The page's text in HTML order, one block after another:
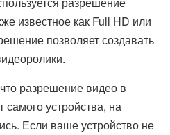
известное как Full HD или
позволяет создавать
разрешение видео в
самого устройства, на
Если ваше устройство не